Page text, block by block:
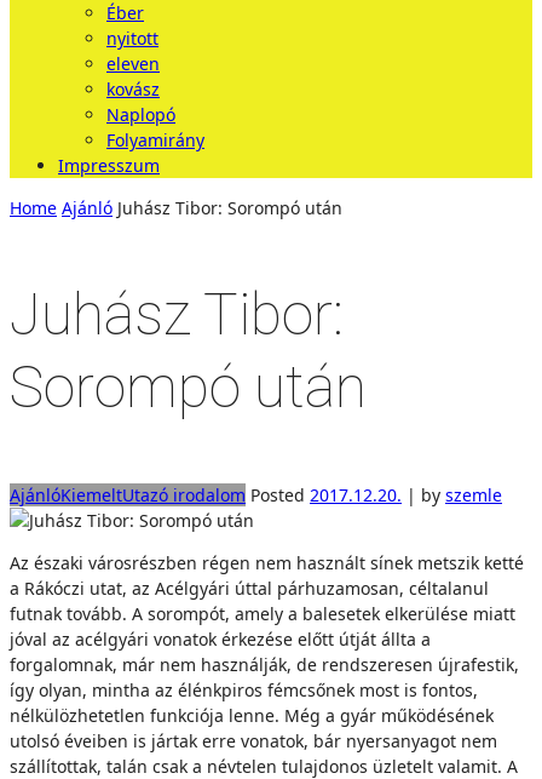
Éber
nyitott
eleven
kovász
Naplopó
Folyamirány
Impresszum
Home Ajánló Juhász Tibor: Sorompó után
Juhász Tibor:
Sorompó után
AjánlóKiemeltUtazó irodalom Posted 2017.12.20. | by szemle
Az északi városrészben régen nem használt sínek metszik ketté
a Rákóczi utat, az Acélgyári úttal párhuzamosan, céltalanul
futnak tovább. A sorompót, amely a balesetek elkerülése miatt
jóval az acélgyári vonatok érkezése előtt útját állta a
forgalomnak, már nem használják, de rendszeresen újrafestik,
így olyan, mintha az élénkpiros fémcsőnek most is fontos,
nélkülözhetetlen funkciója lenne. Még a gyár működésének
utolsó éveiben is jártak erre vonatok, bár nyersanyagot nem
szállítottak, talán csak a névtelen tulajdonos üzletelt valamit. A